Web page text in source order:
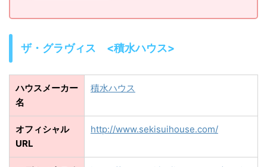
ザ・グラヴィス <積水ハウス>
ハウスメーカー
名
積水ハウス
オフィシャル
URL
http://www.sekisuihouse.com/